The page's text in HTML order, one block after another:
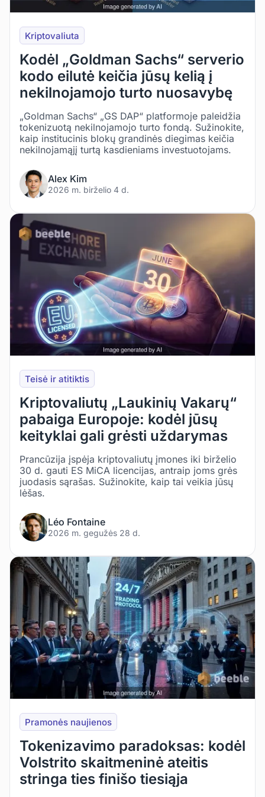
Kriptovaliuta
Kodėl „Goldman Sachs“ serverio
kodo eilutė keičia jūsų kelią į
nekilnojamojo turto nuosavybę
„Goldman Sachs“ „GS DAP“ platformoje paleidžia
tokenizuotą nekilnojamojo turto fondą. Sužinokite,
kaip institucinis blokų grandinės diegimas keičia
nekilnojamąjį turtą kasdieniams investuotojams.
Alex Kim
2026 m. birželio 4 d.
Teisė ir atitiktis
Kriptovaliutų „Laukinių Vakarų“
pabaiga Europoje: kodėl jūsų
keityklai gali grėsti uždarymas
Prancūzija įspėja kriptovaliutų įmones iki birželio
30 d. gauti ES MiCA licencijas, antraip joms grės
juodasis sąrašas. Sužinokite, kaip tai veikia jūsų
lėšas.
Léo Fontaine
2026 m. gegužės 28 d.
Pramonės naujienos
Tokenizavimo paradoksas: kodėl
Volstrito skaitmeninė ateitis
stringa ties finišo tiesiąja